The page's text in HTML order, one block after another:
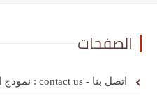
الصفحات
اتصل بنا - contact us : نموذج الاتصال المخصص لمدونة عرباوي